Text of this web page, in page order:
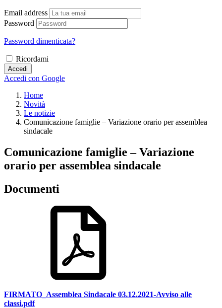
Email address
Password
Password dimenticata?
Ricordami
Accedi
Accedi con Google
Home
Novità
Le notizie
Comunicazione famiglie – Variazione orario per assemblea
sindacale
Comunicazione famiglie – Variazione
orario per assemblea sindacale
Documenti
FIRMATO_Assemblea Sindacale 03.12.2021-Avviso alle
classi.pdf